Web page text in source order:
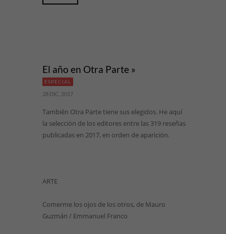
El año en Otra Parte »
ESPECIAL
28 DIC, 2017
También Otra Parte tiene sus elegidos. He aquí
la selección de los editores entre las 319 reseñas
publicadas en 2017, en orden de aparición.
ARTE
Comerme los ojos de los otros, de Mauro
Guzmán / Emmanuel Franco